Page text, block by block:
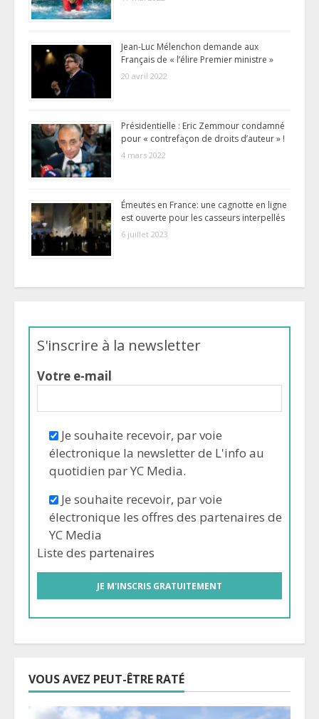
Jean-Luc Mélenchon demande aux
Français de « l’élire Premier ministre »
20 avril 2022
Présidentielle : Eric Zemmour condamné
pour « contrefaçon de droits d’auteur » !
4 mars 2022
Émeutes en France: une cagnotte en ligne
est ouverte pour les casseurs interpellés
6 juillet 2023
S'inscrire à la newsletter
Votre e-mail
Je souhaite recevoir, par voie
électronique la newsletter de L'info au
quotidien par YC Media.
Je souhaite recevoir, par voie
électronique les offres des partenaires de
YC Media
Liste des partenaires
VOUS AVEZ PEUT-ÊTRE RATÉ